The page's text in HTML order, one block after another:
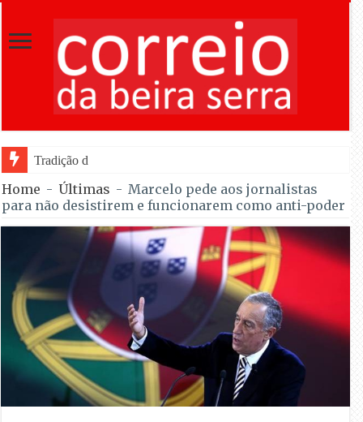
Tradição do “Solteiros vs Casados” regr
Home - Últimas - Marcelo pede aos jornalistas
para não desistirem e funcionarem como anti-poder